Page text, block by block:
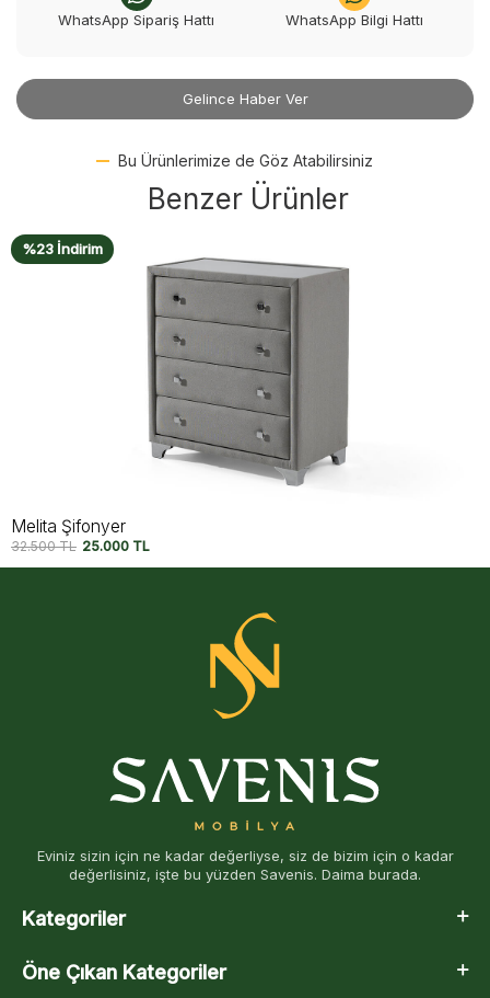
WhatsApp Sipariş Hattı WhatsApp Bilgi Hattı
Gelince Haber Ver
Bu Ürünlerimize de Göz Atabilirsiniz
Benzer Ürünler
%23 İndirim
Melita Şifonyer
32.500TL 25.000 TL
Eviniz sizin için ne kadar değerliyse, siz de bizim için o kadar
değerlisiniz, işte bu yüzden Savenis. Daima burada.
Kategoriler
Öne Çıkan Kategoriler